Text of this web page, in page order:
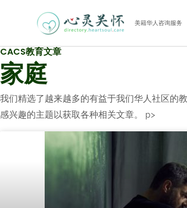
容
美籍华人咨询服务
CACS教育文章
家庭
我们精选了越来越多的有益于我们华人社区的
感兴趣的主题以获取各种相关文章。 p>